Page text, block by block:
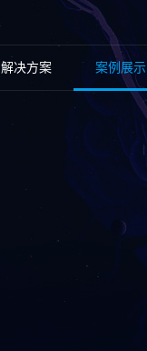
解决方案 案例展示